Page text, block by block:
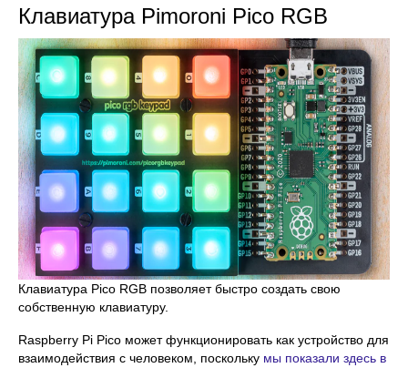
Клавиатура Pimoroni Pico RGB
Клавиатура Pico RGB позволяет быстро создать свою
собственную клавиатуру.
Raspberry Pi Pico может функционировать как устройство для
взаимодействия с человеком, поскольку мы показали здесь в